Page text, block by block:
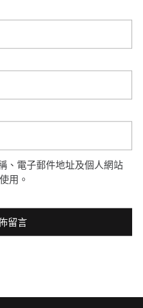
、電子郵件地址及個人網站
用。